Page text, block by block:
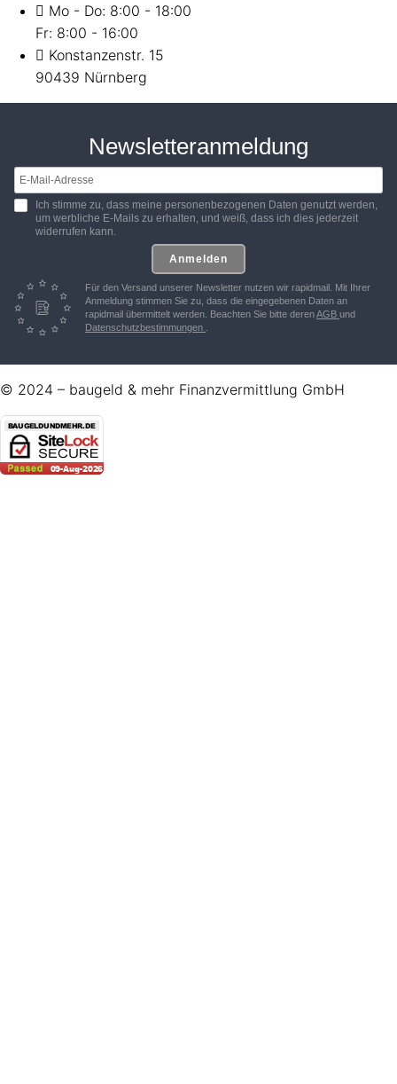
Mo - Do: 8:00 - 18:00
Fr: 8:00 - 16:00
Konstanzenstr. 15
90439 Nürnberg
Newsletteranmeldung
Ich stimme zu, dass meine personenbezogenen Daten genutzt werden,
um werbliche E-Mails zu erhalten, und weiß, dass ich dies jederzeit
widerrufen kann.
Anmelden
Für den Versand unserer Newsletter nutzen wir rapidmail. Mit Ihrer
Anmeldung stimmen Sie zu, dass die eingegebenen Daten an
rapidmail übermittelt werden. Beachten Sie bitte derenAGB und
Datenschutzbestimmungen
© 2024 – baugeld & mehr Finanzvermittlung GmbH